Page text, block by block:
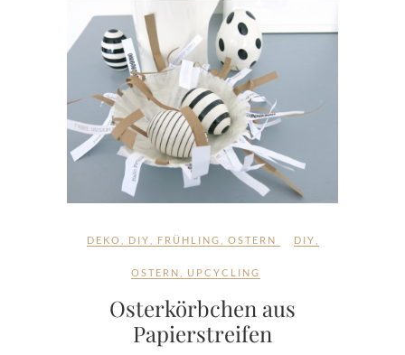
DEKO DIY FRÜHLING OSTERN DIY
OSTERN UPCYCLING
Osterkörbchen aus
Papierstreifen